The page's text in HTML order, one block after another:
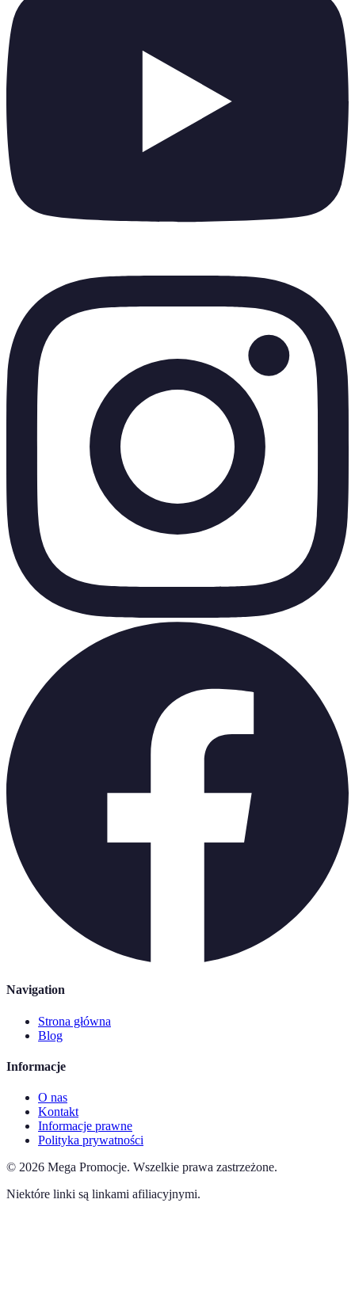
Navigation
Strona główna
Blog
Informacje
O nas
Kontakt
Informacje prawne
Polityka prywatności
© 2026 Mega Promocje. Wszelkie prawa zastrzeżone.
Niektóre linki są linkami afiliacyjnymi.